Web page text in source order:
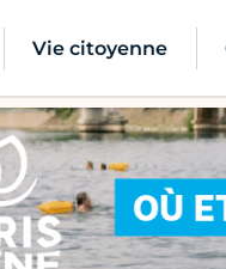
Vie citoyenne